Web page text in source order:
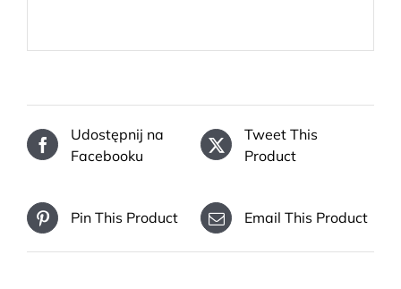
Udostępnij na
Facebooku
Tweet This
Product
Pin This Product Email This Product